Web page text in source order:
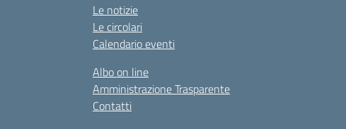
Le notizie
Le circolari
Calendario eventi
Albo on line
Amministrazione Trasparente
Contatti